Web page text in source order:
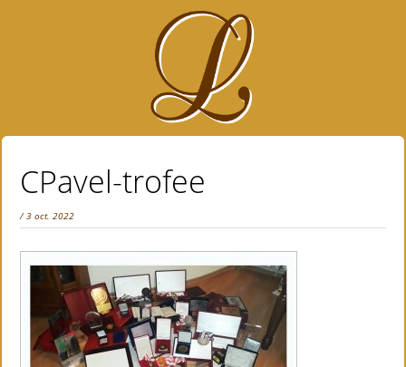
CPavel-trofee
/ 3 oct. 2022